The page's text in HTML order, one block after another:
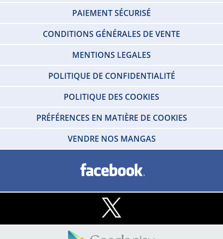
PAIEMENT SÉCURISÉ
CONDITIONS GÉNÉRALES DE VENTE
MENTIONS LEGALES
POLITIQUE DE CONFIDENTIALITÉ
POLITIQUE DES COOKIES
PRÉFÉRENCES EN MATIÈRE DE COOKIES
VENDRE NOS MANGAS